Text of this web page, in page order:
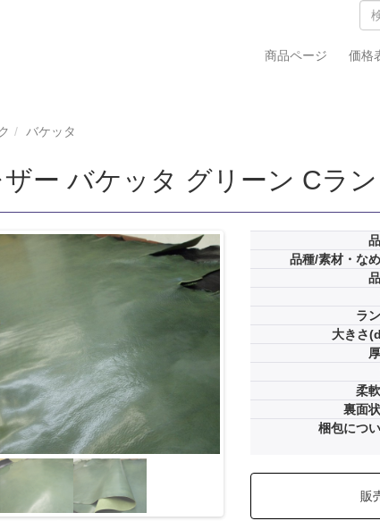
商品ページ 価格
バケッタ
ー バケッタ グリーン Cラ
品種/素材・な
ラ
大きさ
柔
裏面
梱包につ
販